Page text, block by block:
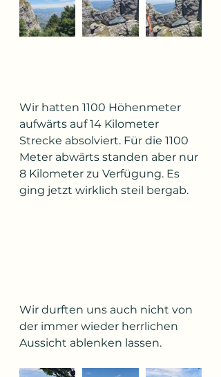
Wir hatten 1100 Höhenmeter
aufwärts auf 14 Kilometer
Strecke absolviert. Für die 1100
Meter abwärts standen aber nur
8 Kilometer zu Verfügung. Es
ging jetzt wirklich steil bergab.
Wir durften uns auch nicht von
der immer wieder herrlichen
Aussicht ablenken lassen.